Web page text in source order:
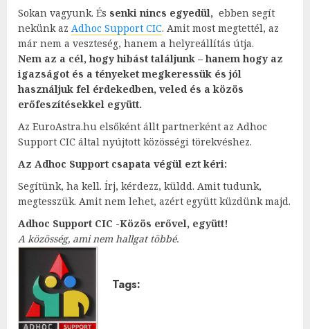
Sokan vagyunk. És senki nincs egyedül, ebben segít
nekünk az Adhoc Support CIC. Amit most megtettél, az
már nem a veszteség, hanem a helyreállítás útja.
Nem az a cél, hogy hibást találjunk – hanem hogy az
igazságot és a tényeket megkeressük és jól
használjuk fel érdekedben, veled és a közös
erőfeszítésekkel együtt.
Az EuroAstra.hu elsőként állt partnerként az Adhoc
Support CIC által nyújtott közösségi törekvéshez.
Az Adhoc Support csapata végül ezt kéri:
Segítünk, ha kell. Írj, kérdezz, küldd. Amit tudunk,
megtesszük. Amit nem lehet, azért együtt küzdünk majd.
Adhoc Support CIC -Közös erővel, együtt!
A közösség, ami nem hallgat többé.
Tags: